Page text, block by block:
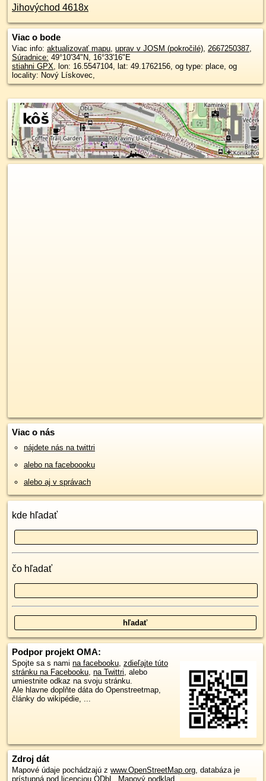
Jihovýchod 4618x
Viac o bode
Viac info: aktualizovať mapu, uprav v JOSM (pokročilé), 2667250387,
Súradnice: 49°10'34"N, 16°33'16"E
stiahni GPX, lon: 16.5547104, lat: 49.1762156, og type: place, og
locality: Nový Lískovec,
Viac o nás
nájdete nás na twittri
alebo na faceboooku
alebo aj v správach
kde hľadať
čo hľadať
Podpor projekt OMA:
Spojte sa s nami na facebooku, zdieľajte túto
stránku na Facebooku, na Twittri, alebo
umiestnite odkaz na svoju stránku.
Ale hlavne doplňte dáta do Openstreetmap,
články do wikipédie, ...
Zdroj dát
Mapové údaje pochádzajú z www.OpenStreetMap.org, databáza je
prístupná pod licenciou ODbL Mapový podklad